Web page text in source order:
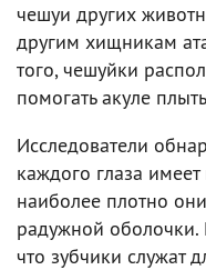
чешуи других
другим хищникам
того, чешуйки
помогать акуле
Исследователи
каждого глаза
наиболее плотно
радужной оболочки.
что зубчики служат